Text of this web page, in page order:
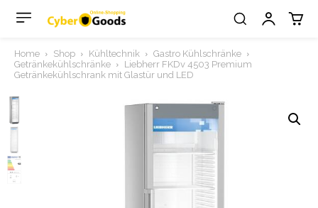
Home Shop Kühltechnik
Gastro Kühlschränke
Getränkekühlschränke
Liebherr FKDv 4503 Premium
Getränkekühlschrank mit Glastür und LED